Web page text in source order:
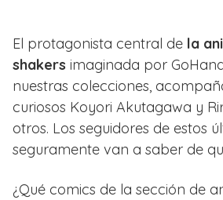
El protagonista central de la
shakers imaginada por
nuestras colecciones,
curiosos Koyori Akutagawa y
otros. Los seguidores de estos
seguramente van a saber de
¿Qué comics de la sección de